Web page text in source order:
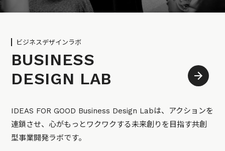
ビジネスデザインラボ
BUSINESS
DESIGN LAB
IDEAS FOR GOOD Business Design Labは、アクションを
連鎖させ、心がもっとワクワクする未来創りを目指す共創
型事業開発ラボです。